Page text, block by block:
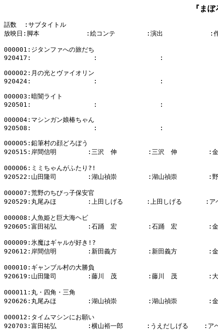
『ま
話数  :サブタイトル
放映日:脚本            :絵コンテ        :演出            :作
000001:ジタンファへの旅だち
920417:                :                :
000002:月の光とヴァイオリン
920424:                :                :
000003:暗闇ライト
920501:                :                :
000004:マシンガン娘椿ちゃん
920508:                :                :
000005:鉛筆村の顔どろぼう
920515:岸間信明        :三沢　伸        :三沢　伸        :金
000006:ミミちゃんがふたり?!
920522:山田隆司        :湖山禎崇        :湖山禎崇        :野
000007:荒野のちびっ子保安官
920529:丸尾みほ        :上田しげる      :上田しげる      :ア
000008:人魚姫と巨大海ヘビ
920605:富田祐弘        :石踊　宏        :石踊　宏        :金
000009:氷魔はギャルが好き!?
920612:岸間信明        :新田義方        :新田義方        :金
000010:ギャンブル村の大勝負
920619:山田隆司        :藤川　茂        :藤川　茂        :大
000011:丸・四角・三角
920626:丸尾みほ        :湖山禎崇        :湖山禎崇        :金
000012:タイムマシンにお願い
920703:富田祐弘        :横山裕一郎      :うえだしげる    :ア